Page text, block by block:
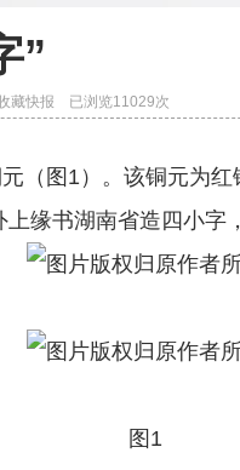
”
藏快报 已浏览11029次
（图1）。该铜元为
缘书湖南省造四小字
图1